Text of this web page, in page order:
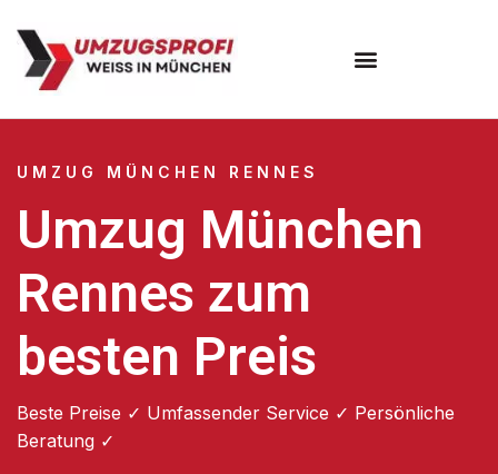
UMZUG MÜNCHEN RENNES
Umzug München
Rennes zum
besten Preis
Beste Preise ✓ Umfassender Service ✓ Persönliche
Beratung ✓